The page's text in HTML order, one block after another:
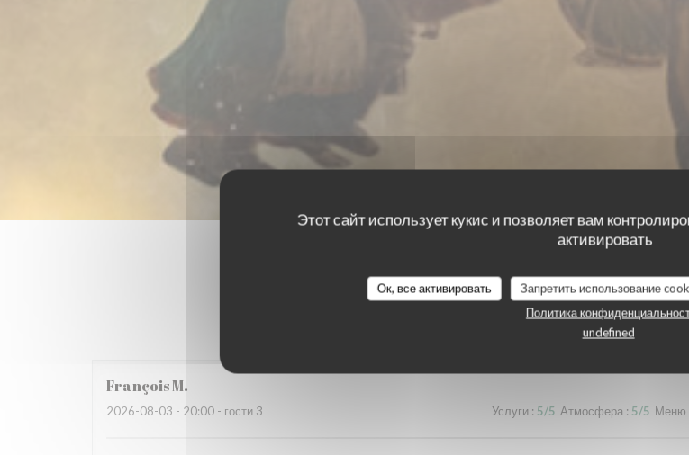
Этот сайт использует кукис и позволяет вам
активировать
Ок, все активировать Запретить использование
Политика
undefined
Оценки наших посетителей
FrançoisM
2026-08-03 - 20:00 - гости 3 Услуги : 5/5 Атмосфера : 5/5 Меню